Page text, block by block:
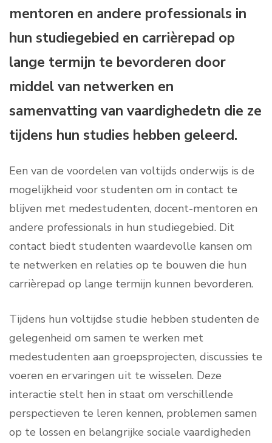
mentoren en andere professionals in
hun studiegebied en carrièrepad op
lange termijn te bevorderen door
middel van netwerken en
samenvatting van vaardighedetn die ze
tijdens hun studies hebben geleerd.
Een van de voordelen van voltijds onderwijs is de
mogelijkheid voor studenten om in contact te
blijven met medestudenten, docent-mentoren en
andere professionals in hun studiegebied. Dit
contact biedt studenten waardevolle kansen om
te netwerken en relaties op te bouwen die hun
carrièrepad op lange termijn kunnen bevorderen.
Tijdens hun voltijdse studie hebben studenten de
gelegenheid om samen te werken met
medestudenten aan groepsprojecten, discussies te
voeren en ervaringen uit te wisselen. Deze
interactie stelt hen in staat om verschillende
perspectieven te leren kennen, problemen samen
op te lossen en belangrijke sociale vaardigheden